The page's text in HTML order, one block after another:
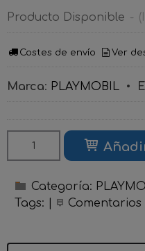
Producto Disponible -
Costes de envío Ver
Marca: PLAYMOBIL •
Categoría:
Tags:
Comentarios